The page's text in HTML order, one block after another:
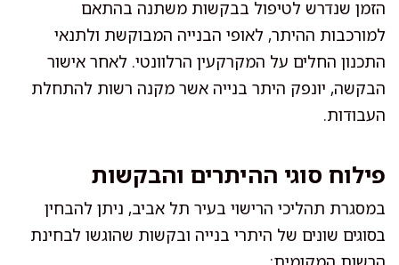
הזמן שנדרש לטיפול בבקשות משתנה בהתאם
למורכבות ההיתר, לאופי הבנייה המבוקשת ולתנאי
התכנון החלים על המקרקעין הרלוונטי. לאחר אישור
הבקשה, יונפק היתר בנייה אשר מקנה רשות להתחלת
העבודות.
פילוח סוגי ההיתרים והבקשות
במסגרת תהליכי הרישוי בעיר תל אביב, ניתן להבחין
בסוגים שונים של היתרי בנייה ובקשות שהוגשו לבחינת